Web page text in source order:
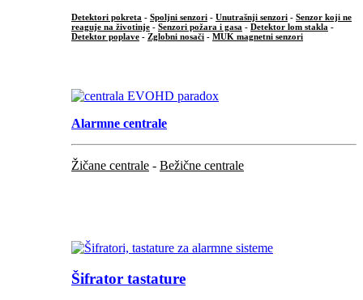
Detektori pokreta - Spoljni senzori - Unutrašnji senzori - Senzor koji ne
reaguje na životinje - Senzori požara i gasa - Detektor lom stakla -
Detektor poplave - Zglobni nosači - MUK magnetni senzori
Alarmne centrale
Žičane centrale - Bežične centrale
Šifrator tastature